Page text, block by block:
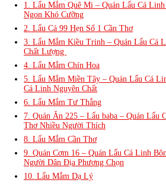
1. Lẩu Mắm Quê Mi – Quán Lẩu Cá
Ngon Khó Cưỡng
2. Lẩu Cá 99 Hẹn Số 1 Cần Thơ
3. Lẩu Mắm Kiều Trinh – Quán Lẩu Cá
Chất Lượng
4. Lẩu Mắm Chín Hoa
5. Lẩu Mắm Miền Tây – Quán Lẩu Cá
Cá Linh Nguyên Chất
6. Lẩu Mắm Tư Thắng
7. Quán Ăn 225 – Lẩu baba – Quán Lẩu
Thơ Nhiều Người Thích
8. Lẩu Mắm Cần Thơ
9. Quán Cơm 16 – Quán Lẩu Cá Linh
Người Dân Địa Phương Chọn
10. Lẩu Mắm Dạ Lý